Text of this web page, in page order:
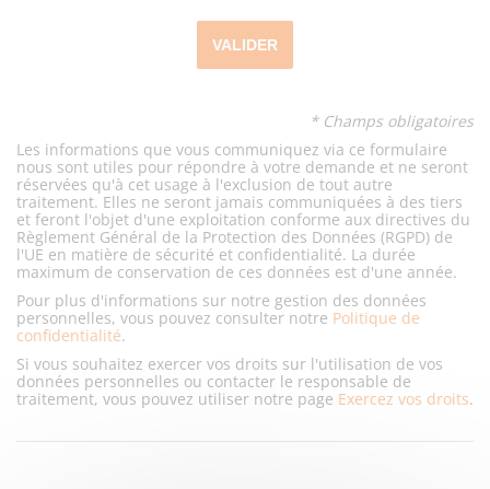
* Champs obligatoires
Les informations que vous communiquez via ce formulaire
nous sont utiles pour répondre à votre demande et ne seront
réservées qu'à cet usage à l'exclusion de tout autre
traitement. Elles ne seront jamais communiquées à des tiers
et feront l'objet d'une exploitation conforme aux directives du
Règlement Général de la Protection des Données (RGPD) de
l'UE en matière de sécurité et confidentialité. La durée
maximum de conservation de ces données est d'une année.
Pour plus d'informations sur notre gestion des données
personnelles, vous pouvez consulter notre Politique de
confidentialité.
Si vous souhaitez exercer vos droits sur l'utilisation de vos
données personnelles ou contacter le responsable de
traitement, vous pouvez utiliser notre page Exercez vos droits.